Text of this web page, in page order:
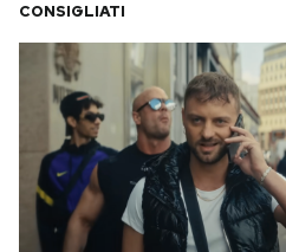
CONSIGLIATI